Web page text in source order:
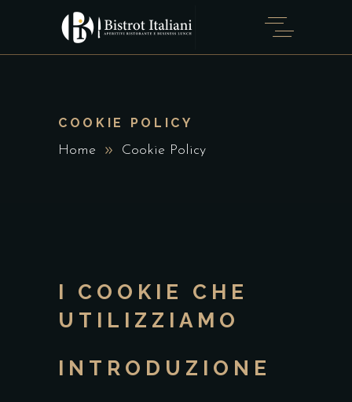
COOKIE POLICY
Home
Cookie Policy
I COOKIE CHE
UTILIZZIAMO
INTRODUZIONE